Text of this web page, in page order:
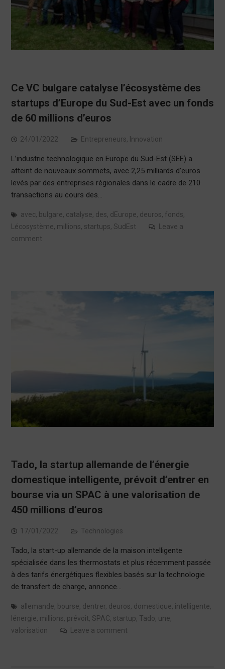
Ce VC bulgare catalyse l’écosystème des
startups d’Europe du Sud-Est avec un fonds
de 60 millions d’euros
24/01/2022 Entrepreneurs, Innovation
L’industrie technologique en Europe du Sud-Est (SEE) a
atteint de nouveaux sommets, avec 2,25 milliards d’euros
levés par des entreprises régionales dans le cadre de 210
transactions au cours des…
avec, bulgare, catalyse, des, dEurope, deuros, fonds,
Lécosystème, millions, startups, SudEst
Leave a
comment
Tado, la startup allemande de l’énergie
domestique intelligente, prévoit d’entrer en
bourse via un SPAC à une valorisation de
450 millions d’euros
17/01/2022 Technologies
Tado, la start-up allemande de la maison intelligente
spécialisée dans les thermostats et plus récemment passée
à des tarifs énergétiques flexibles basés sur la technologie
de transfert de charge, annonce…
allemande, bourse, dentrer, deuros, domestique, intelligente,
lénergie, millions, prévoit, SPAC, startup, Tado, une,
valorisation
Leave a comment